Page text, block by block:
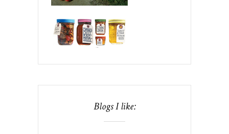
Blogs I like: